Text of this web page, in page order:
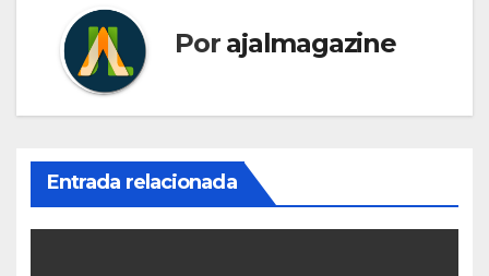
Por ajalmagazine
Entrada relacionada